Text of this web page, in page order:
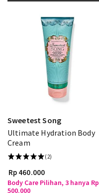
Sweetest Song
Ultimate Hydration Body
Cream
(2)
Rp 460.000
Body Care Pilihan, 3 hanya Rp
500.000